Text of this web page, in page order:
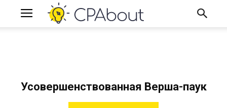
Усовершенствованная Верша-паук